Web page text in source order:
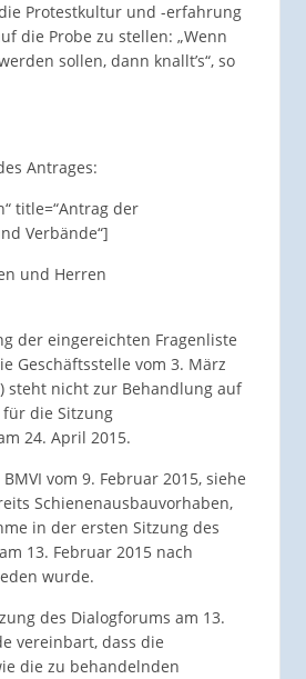
Protestkultur und -erfahrung
die Probe zu stellen: „Wenn
sollen, dann knallt’s“, so
Antrages:
title=“Antrag der
Verbände“]
und Herren
der eingereichten Fragenliste
Geschäftsstelle vom 3. März
steht nicht zur Behandlung auf
die Sitzung
24. April 2015.
vom 9. Februar 2015, siehe
Schienenausbauvorhaben,
in der ersten Sitzung des
13. Februar 2015 nach
wurde.
des Dialogforums am 13.
vereinbart, dass die
die zu behandelnden